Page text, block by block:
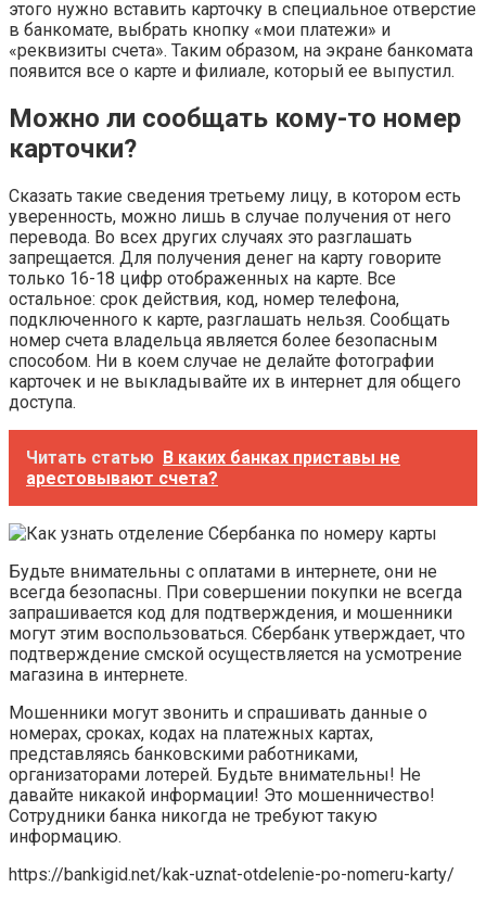
этого нужно вставить карточку в специальное отверстие
в банкомате, выбрать кнопку «мои платежи» и
«реквизиты счета». Таким образом, на экране банкомата
появится все о карте и филиале, который ее выпустил.
Можно ли сообщать кому-то номер
карточки?
Сказать такие сведения третьему лицу, в котором есть
уверенность, можно лишь в случае получения от него
перевода. Во всех других случаях это разглашать
запрещается. Для получения денег на карту говорите
только 16-18 цифр отображенных на карте. Все
остальное: срок действия, код, номер телефона,
подключенного к карте, разглашать нельзя. Сообщать
номер счета владельца является более безопасным
способом. Ни в коем случае не делайте фотографии
карточек и не выкладывайте их в интернет для общего
доступа.
Читать статью В каких банках приставы не
арестовывают счета?
Будьте внимательны с оплатами в интернете, они не
всегда безопасны. При совершении покупки не всегда
запрашивается код для подтверждения, и мошенники
могут этим воспользоваться. Сбербанк утверждает, что
подтверждение смской осуществляется на усмотрение
магазина в интернете.
Мошенники могут звонить и спрашивать данные о
номерах, сроках, кодах на платежных картах,
представляясь банковскими работниками,
организаторами лотерей. Будьте внимательны! Не
давайте никакой информации! Это мошенничество!
Сотрудники банка никогда не требуют такую
информацию.
https://bankigid.net/kak-uznat-otdelenie-po-nomeru-karty/